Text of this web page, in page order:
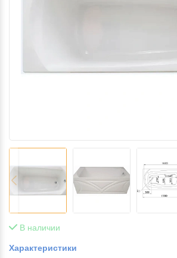
В наличии
Характеристики